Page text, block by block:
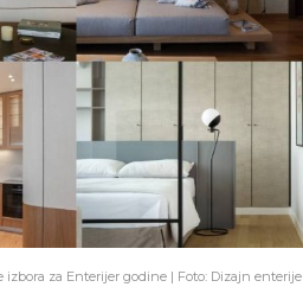
za Enterijer godine | Foto: Dizajn